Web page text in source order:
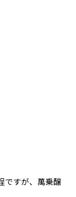
ですが、萬乗醸